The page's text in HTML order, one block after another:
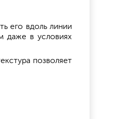
его вдоль линии
даже в условиях
позволяет